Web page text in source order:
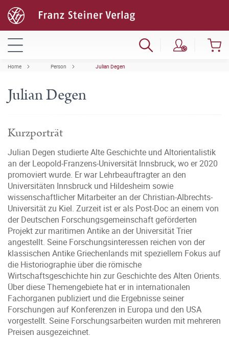
Home Person Julian Degen
Julian Degen
Kurzporträt
Julian Degen studierte Alte Geschichte und Altorientalistik
an der Leopold-Franzens-Universität Innsbruck, wo er 2020
promoviert wurde. Er war Lehrbeauftragter an den
Universitäten Innsbruck und Hildesheim sowie
wissenschaftlicher Mitarbeiter an der Christian-Albrechts-
Universität zu Kiel. Zurzeit ist er als Post-Doc an einem von
der Deutschen Forschungsgemeinschaft geförderten
Projekt zur maritimen Antike an der Universität Trier
angestellt. Seine Forschungsinteressen reichen von der
klassischen Antike Griechenlands mit speziellem Fokus auf
die Historiographie über die römische
Wirtschaftsgeschichte hin zur Geschichte des Alten Orients.
Über diese Themengebiete hat er in internationalen
Fachorganen publiziert und die Ergebnisse seiner
Forschungen auf Konferenzen in Europa und den USA
vorgestellt. Seine Forschungsarbeiten wurden mit mehreren
Preisen ausgezeichnet.